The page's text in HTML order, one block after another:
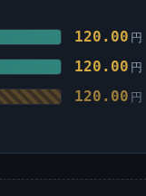
120.00 円
120.00 円
120.00 円